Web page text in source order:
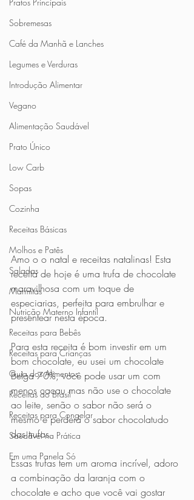
Sobremesas
Café da Manhã e Lanches
Legumes e Verduras
Introdução Alimentar
Vegano
Alimentação Saudável
Prato Único
Low Carb
Sopas
Cozinha
Receitas Básicas
Molhos e Patês
Saladas
Marmitas
Nutrição Materno Infantil
Receitas para Bebês
Receitas para Crianças
Guia dos Alimentos
Receitas do Brasil
Receitas para Congelar
Saudável na Prática
Em uma Panela Só
Amo o o natal e receitas natalinas! Esta
receita de hoje é uma trufa de chocolate
maravilhosa com um toque de
especiarias, perfeita para embrulhar e
presentear nesta época.
Para esta receita é bom investir em um
bom chocolate, eu usei um chocolate
Belga 70%, você pode usar um com
menos cacau mas não use o chocolate
ao leite, senão o sabor não será o
mesmo e perderá o sabor chocolatudo
das trufas.
Essas trufas tem um aroma incrível, adoro
a combinação da laranja com o
chocolate e acho que você vai gostar